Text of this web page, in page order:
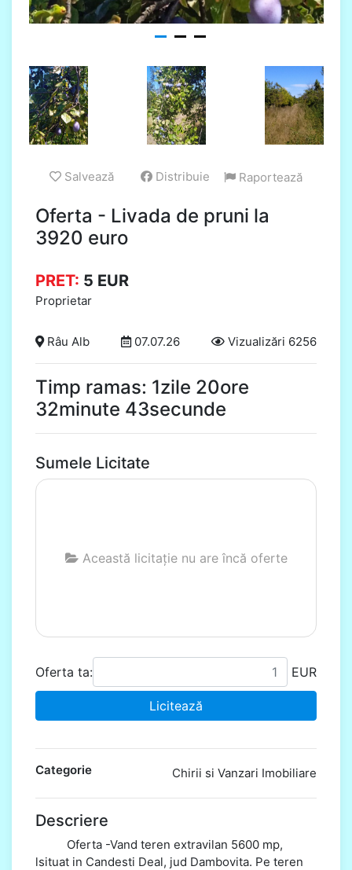
Salvează Distribuie Raportează
Oferta - Livada de pruni la
3920 euro
PRET: 5 EUR
Proprietar
Râu Alb 07.07.26 Vizualizări 6256
Timp ramas: 1zile 20ore
32minute 42secunde
Sumele Licitate
Această licitație nu are încă oferte
Oferta ta: EUR
Licitează
Categorie Chirii si Vanzari Imobiliare
Descriere
Oferta -Vand teren extravilan 5600 mp,
lsituat in Candesti Deal, jud Dambovita. Pe teren